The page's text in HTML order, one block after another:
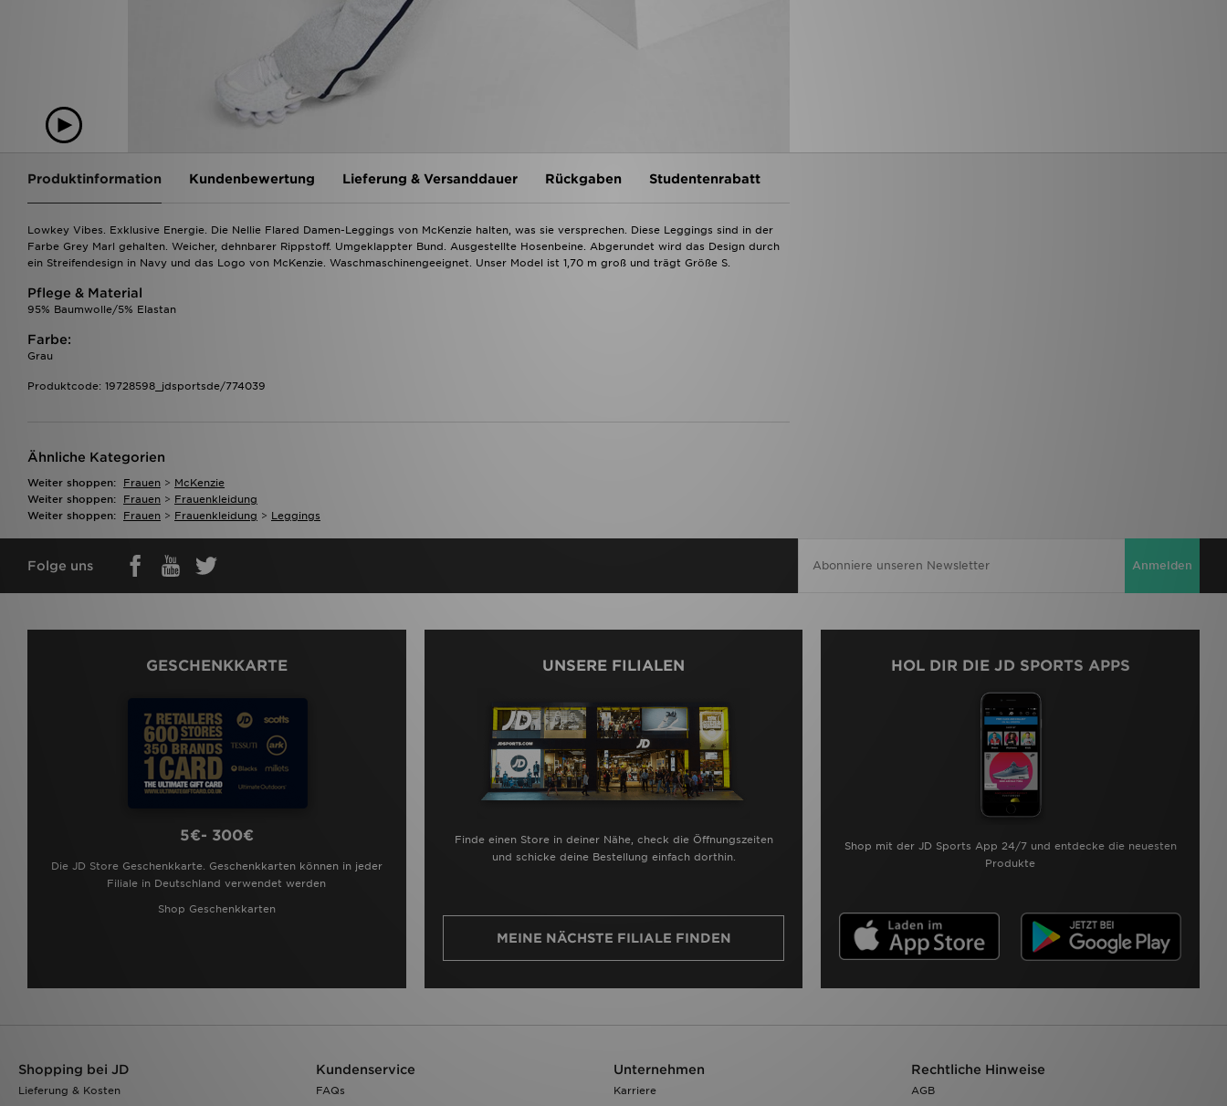
Produktinformation Kundenbewertung Lieferung & Versanddauer Rückgaben Studentenrabatt
Lowkey Vibes. Exklusive Energie. Die Nellie Flared Damen-Leggings von McKenzie halten, was sie versprechen. Diese Leggings sind in der
Farbe Grey Marl gehalten. Weicher, dehnbarer Rippstoff. Umgeklappter Bund. Ausgestellte Hosenbeine. Abgerundet wird das Design durch
ein Streifendesign in Navy und das Logo von McKenzie. Waschmaschinengeeignet. Unser Model ist 1,70 m groß und trägt Größe S.
Pflege & Material
95% Baumwolle/5% Elastan
Farbe:
Grau
Produktcode: 19728598_jdsportsde/774039
Ähnliche Kategorien
Weiter shoppen: Frauen > McKenzie
Weiter shoppen:
Frauen > Frauenkleidung
Weiter shoppen:
Frauen > Frauenkleidung > Leggings
Folge uns Anmelden
GESCHENKKARTE
5€- 300€
Die JD Store Geschenkkarte. Geschenkkarten können in jeder
Filiale in Deutschland verwendet werden
Shop Geschenkkarten
UNSERE FILIALEN
Finde einen Store in deiner Nähe, check die Öffnungszeiten
und schicke deine Bestellung einfach dorthin.
MEINE NÄCHSTE FILIALE FINDEN
HOL DIR DIE JD SPORTS APPS
Shop mit der JD Sports App 24/7 und entdecke die neuesten
Produkte
Shopping bei JD
Lieferung & Kosten
Kundenservice
FAQs
Unternehmen
Karriere
Rechtliche Hinweise
AGB